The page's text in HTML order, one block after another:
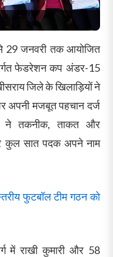
29 जनवरी तक आयोजित
फेडरेशन कप अंडर-15
जिले के खिलाड़ियों ने
अपनी मजबूत पहचान दर्ज
ने तकनीक, ताकत और
कुल सात पदक अपने नाम
फुटबॉल टीम गठन को
में राखी कुमारी और 58